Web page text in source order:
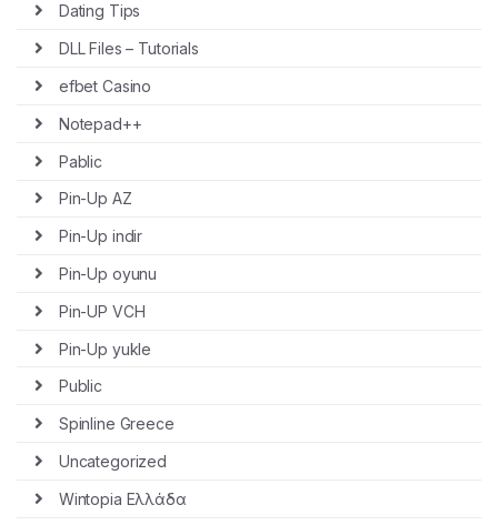
Dating Tips
DLL Files – Tutorials
efbet Casino
Notepad++
Pablic
Pin-Up AZ
Pin-Up indir
Pin-Up oyunu
Pin-UP VCH
Pin-Up yukle
Public
Spinline Greece
Uncategorized
Wintopia Ελλάδα